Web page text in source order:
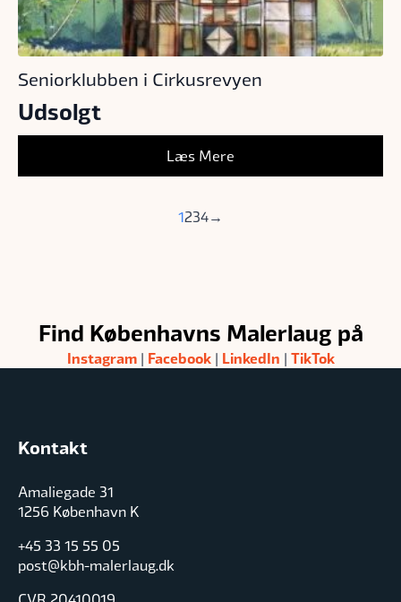
Seniorklubben i Cirkusrevyen
Udsolgt
Læs Mere
1234→
Find Københavns Malerlaug på
Instagram| Facebook| LinkedIn | TikTok
Kontakt
Amaliegade 31
1256 København K
+45 33 15 55 05
post@kbh-malerlaug.dk